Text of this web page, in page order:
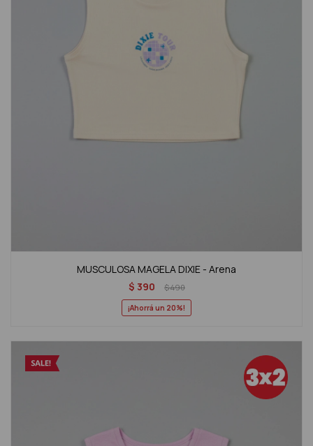
MUSCULOSA MAGELA DIXIE - Arena
$ 390 $490
20